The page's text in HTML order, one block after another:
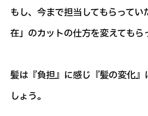
もし、今まで担当してもらって
在」のカットの仕方を変えてもら
髪は『負担』に感じ『髪の変化
しょう。